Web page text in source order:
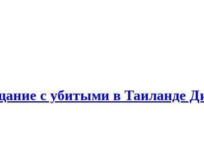
с убитыми в Таиланде